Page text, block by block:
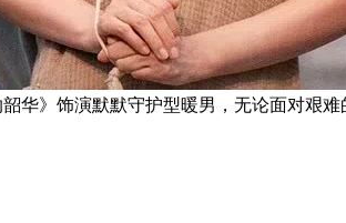
华》饰演默默守护型暖男，无论面对艰